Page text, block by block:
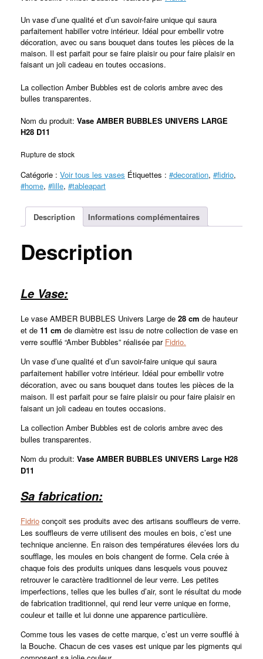
Un vase d’une qualité et d’un savoir-faire unique qui saura
parfaitement habiller votre intérieur. Idéal pour embellir votre
décoration, avec ou sans bouquet dans toutes les pièces de la
maison. Il est parfait pour se faire plaisir ou pour faire plaisir en
faisant un joli cadeau en toutes occasions.
La collection Amber Bubbles est de coloris ambre avec des
bulles transparentes.
Nom du produit: Vase AMBER BUBBLES UNIVERS LARGE
H28 D11
Rupture de stock
Catégorie : Voir tous les vases Étiquettes : #decoration, #fidrio,
#home, #lille, #tableapart
Description Informations complémentaires
Description
Le Vase:
Le vase AMBER BUBBLES Univers Large de 28 cm de hauteur
et de 11 cm de diamètre est issu de notre collection de vase en
verre soufflé “Amber Bubbles” réalisée par Fidrio.
Un vase d’une qualité et d’un savoir-faire unique qui saura
parfaitement habiller votre intérieur. Idéal pour embellir votre
décoration, avec ou sans bouquet dans toutes les pièces de la
maison. Il est parfait pour se faire plaisir ou pour faire plaisir en
faisant un joli cadeau en toutes occasions.
La collection Amber Bubbles est de coloris ambre avec des
bulles transparentes.
Nom du produit: Vase AMBER BUBBLES UNIVERS Large H28
D11
Sa fabrication:
Fidrio conçoit ses produits avec des artisans souffleurs de verre.
Les souffleurs de verre utilisent des moules en bois, c’est une
technique ancienne. En raison des températures élevées lors du
soufflage, les moules en bois changent de forme. Cela crée à
chaque fois des produits uniques dans lesquels vous pouvez
retrouver le caractère traditionnel de leur verre. Les petites
imperfections, telles que les bulles d’air, sont le résultat du mode
de fabrication traditionnel, qui rend leur verre unique en forme,
couleur et taille et lui donne une apparence particulière.
Comme tous les vases de cette marque, c’est un verre soufflé à
la Bouche. Chacun de ces vases est unique par les pigments qui